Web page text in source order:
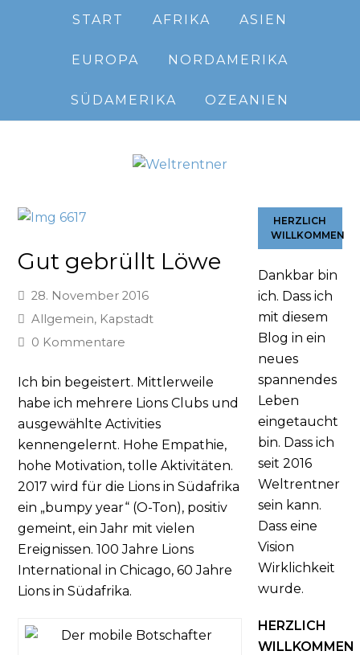
START AFRIKA ASIEN
EUROPA NORDAMERIKA
SÜDAMERIKA OZEANIEN
Gut gebrüllt Löwe
28. November 2016
Allgemein, Kapstadt
0 Kommentare
Ich bin begeistert. Mittlerweile
habe ich mehrere Lions Clubs und
ausgewählte Activities
kennengelernt. Hohe Empathie,
hohe Motivation, tolle Aktivitäten.
2017 wird für die Lions in Südafrika
ein „bumpy year“ (O-Ton), positiv
gemeint, ein Jahr mit vielen
Ereignissen. 100 Jahre Lions
International in Chicago, 60 Jahre
Lions in Südafrika.
HERZLICH
WILLKOMMEN
Dankbar bin
ich. Dass ich
mit diesem
Blog in ein
neues
spannendes
Leben
eingetaucht
bin. Dass ich
seit 2016
Weltrentner
sein kann.
Dass eine
Vision
Wirklichkeit
wurde.
HERZLICH
WILLKOMMEN